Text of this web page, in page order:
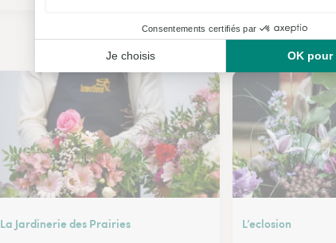
Nos fleuristes à Haironville
La Jardinerie des Prairies L’eclosion